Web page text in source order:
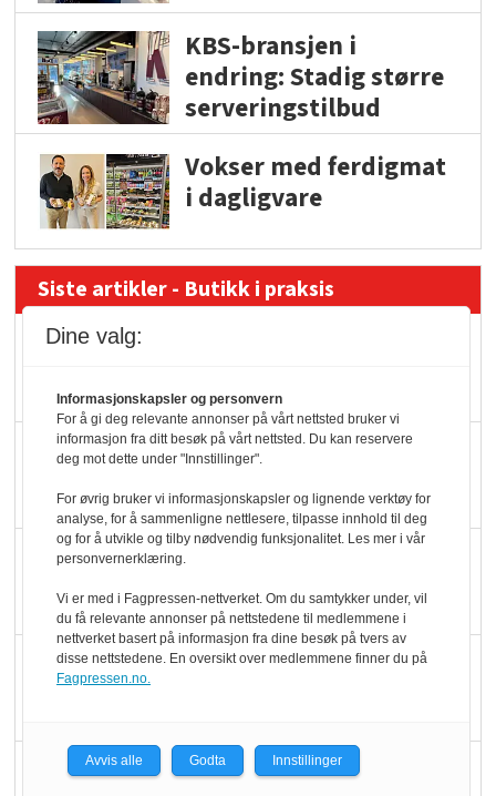
KBS-bransjen i
endring: Stadig større
serveringstilbud
Vokser med ferdigmat
i dagligvare
Siste artikler - Butikk i praksis
Slik opprettholdes
ølsalget
Færre varer, men fulle
hyller
KI lager mat i butikken
Q passerte 1 milliard i
Dine valg:
Informasjonskapsler og personvern
For å gi deg relevante annonser på vårt nettsted bruker vi
informasjon fra ditt besøk på vårt nettsted. Du kan reservere
deg mot dette under "Innstillinger".
For øvrig bruker vi informasjonskapsler og lignende verktøy for
analyse, for å sammenligne nettlesere, tilpasse innhold til deg
og for å utvikle og tilby nødvendig funksjonalitet. Les mer i vår
personvernerklæring.
Vi er med i Fagpressen-nettverket. Om du samtykker under, vil
du få relevante annonser på nettstedene til medlemmene i
nettverket basert på informasjon fra dine besøk på tvers av
disse nettstedene. En oversikt over medlemmene finner du på
Fagpressen.no.
Avvis alle Godta Innstillinger